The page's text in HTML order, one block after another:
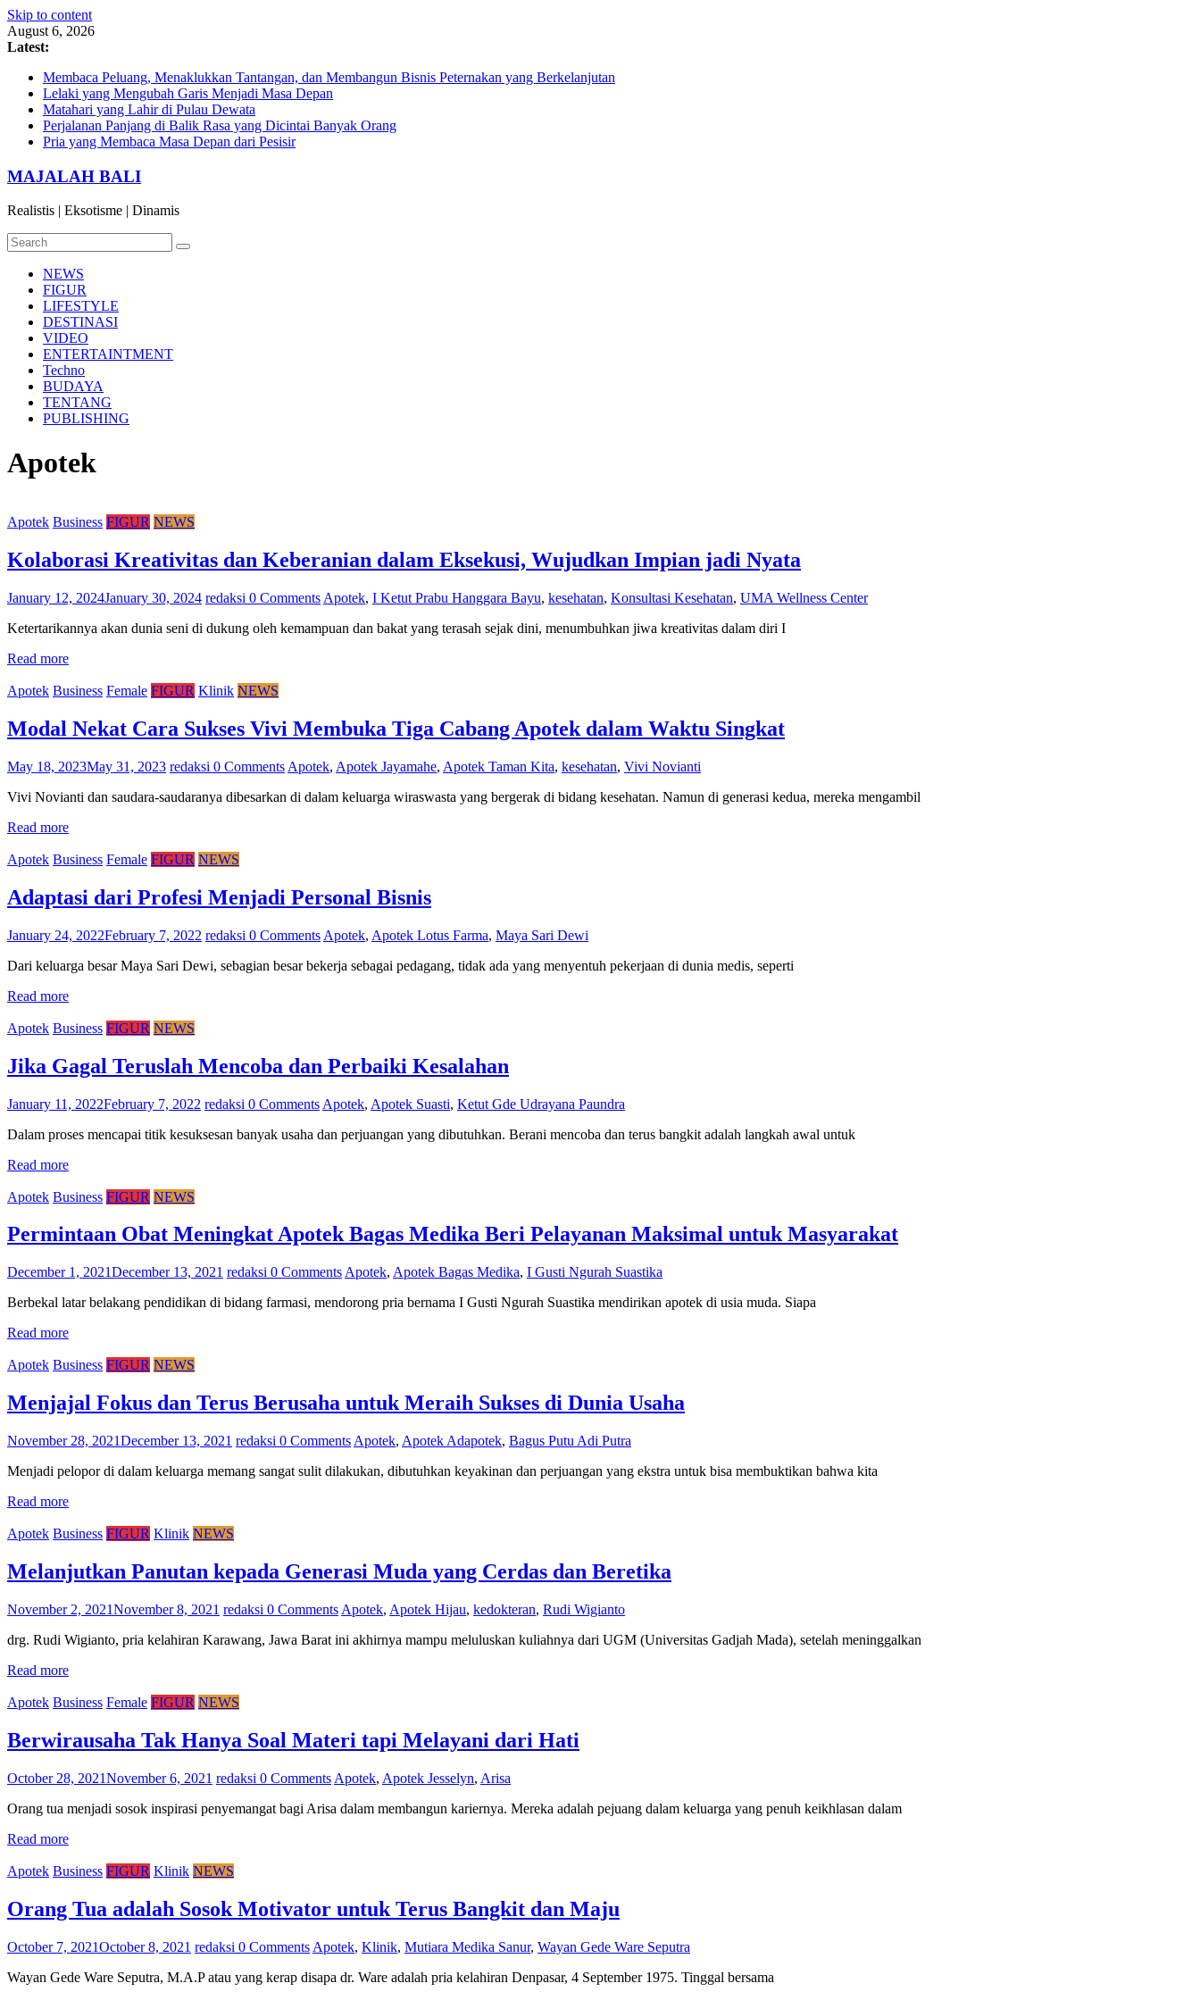
Skip to content
August 6, 2026
Latest:
Membaca Peluang, Menaklukkan Tantangan, dan Membangun Bisnis Peternakan yang Berkelanjutan
Lelaki yang Mengubah Garis Menjadi Masa Depan
Matahari yang Lahir di Pulau Dewata
Perjalanan Panjang di Balik Rasa yang Dicintai Banyak Orang
Pria yang Membaca Masa Depan dari Pesisir
MAJALAH BALI
Realistis | Eksotisme | Dinamis
NEWS
FIGUR
LIFESTYLE
DESTINASI
VIDEO
ENTERTAINTMENT
Techno
BUDAYA
TENTANG
PUBLISHING
Apotek
Apotek Business FIGUR NEWS
Kolaborasi Kreativitas dan Keberanian dalam Eksekusi, Wujudkan Impian jadi Nyata
January 12, 2024January 30, 2024 redaksi 0 Comments Apotek, I Ketut Prabu Hanggara Bayu, kesehatan, Konsultasi Kesehatan, UMA Wellness Center
Ketertarikannya akan dunia seni di dukung oleh kemampuan dan bakat yang terasah sejak dini, menumbuhkan jiwa kreativitas dalam diri I
Read more
Apotek Business Female FIGUR Klinik NEWS
Modal Nekat Cara Sukses Vivi Membuka Tiga Cabang Apotek dalam Waktu Singkat
May 18, 2023May 31, 2023 redaksi 0 Comments Apotek, Apotek Jayamahe, Apotek Taman Kita, kesehatan, Vivi Novianti
Vivi Novianti dan saudara-saudaranya dibesarkan di dalam keluarga wiraswasta yang bergerak di bidang kesehatan. Namun di generasi kedua, mereka mengambil
Read more
Apotek Business Female FIGUR NEWS
Adaptasi dari Profesi Menjadi Personal Bisnis
January 24, 2022February 7, 2022 redaksi 0 Comments Apotek, Apotek Lotus Farma, Maya Sari Dewi
Dari keluarga besar Maya Sari Dewi, sebagian besar bekerja sebagai pedagang, tidak ada yang menyentuh pekerjaan di dunia medis, seperti
Read more
Apotek Business FIGUR NEWS
Jika Gagal Teruslah Mencoba dan Perbaiki Kesalahan
January 11, 2022February 7, 2022 redaksi 0 Comments Apotek, Apotek Suasti, Ketut Gde Udrayana Paundra
Dalam proses mencapai titik kesuksesan banyak usaha dan perjuangan yang dibutuhkan. Berani mencoba dan terus bangkit adalah langkah awal untuk
Read more
Apotek Business FIGUR NEWS
Permintaan Obat Meningkat Apotek Bagas Medika Beri Pelayanan Maksimal untuk Masyarakat
December 1, 2021December 13, 2021 redaksi 0 Comments Apotek, Apotek Bagas Medika, I Gusti Ngurah Suastika
Berbekal latar belakang pendidikan di bidang farmasi, mendorong pria bernama I Gusti Ngurah Suastika mendirikan apotek di usia muda. Siapa
Read more
Apotek Business FIGUR NEWS
Menjajal Fokus dan Terus Berusaha untuk Meraih Sukses di Dunia Usaha
November 28, 2021December 13, 2021 redaksi 0 Comments Apotek, Apotek Adapotek, Bagus Putu Adi Putra
Menjadi pelopor di dalam keluarga memang sangat sulit dilakukan, dibutuhkan keyakinan dan perjuangan yang ekstra untuk bisa membuktikan bahwa kita
Read more
Apotek Business FIGUR Klinik NEWS
Melanjutkan Panutan kepada Generasi Muda yang Cerdas dan Beretika
November 2, 2021November 8, 2021 redaksi 0 Comments Apotek, Apotek Hijau, kedokteran, Rudi Wigianto
drg. Rudi Wigianto, pria kelahiran Karawang, Jawa Barat ini akhirnya mampu meluluskan kuliahnya dari UGM (Universitas Gadjah Mada), setelah meninggalkan
Read more
Apotek Business Female FIGUR NEWS
Berwirausaha Tak Hanya Soal Materi tapi Melayani dari Hati
October 28, 2021November 6, 2021 redaksi 0 Comments Apotek, Apotek Jesselyn, Arisa
Orang tua menjadi sosok inspirasi penyemangat bagi Arisa dalam membangun kariernya. Mereka adalah pejuang dalam keluarga yang penuh keikhlasan dalam
Read more
Apotek Business FIGUR Klinik NEWS
Orang Tua adalah Sosok Motivator untuk Terus Bangkit dan Maju
October 7, 2021October 8, 2021 redaksi 0 Comments Apotek, Klinik, Mutiara Medika Sanur, Wayan Gede Ware Seputra
Wayan Gede Ware Seputra, M.A.P atau yang kerap disapa dr. Ware adalah pria kelahiran Denpasar, 4 September 1975. Tinggal bersama